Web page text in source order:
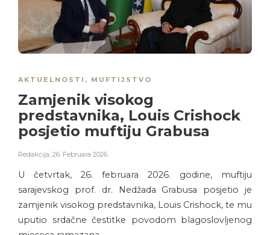
AKTUELNOSTI , MUFTIJSTVO
Zamjenik visokog
predstavnika, Louis Crishock
posjetio muftiju Grabusa
Redakcija, 26. Februara 2026.
U četvrtak, 26. februara 2026. godine, muftiju
sarajevskog prof. dr. Nedžada Grabusa posjetio je
zamjenik visokog predstavnika, Louis Crishock, te mu
uputio srdačne čestitke povodom blagoslovljenog